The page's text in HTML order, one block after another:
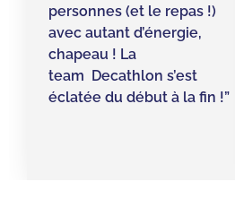
personnes (et le repas !)
avec autant d’énergie,
chapeau ! La
team Decathlon s’est
éclatée du début à la fin !”